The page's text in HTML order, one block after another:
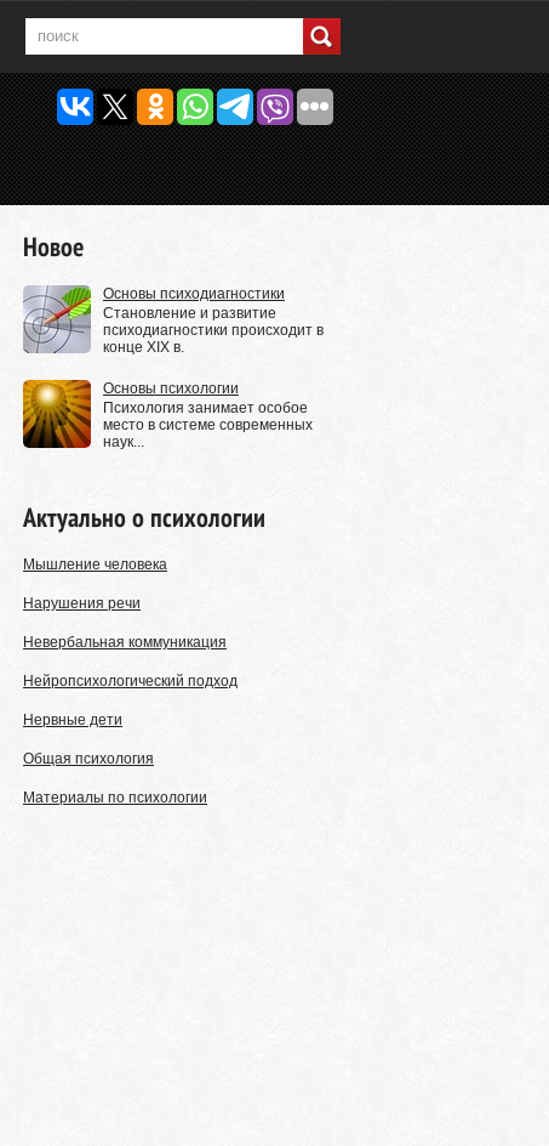
Новое
Основы психодиагностики
Становление и развитие
психодиагностики происходит в
конце XIX в.
Основы психологии
Психология занимает особое
место в системе современных
наук...
Актуально о психологии
Мышление человека
Нарушения речи
Невербальная коммуникация
Нейропсихологический подход
Нервные дети
Общая психология
Материалы по психологии